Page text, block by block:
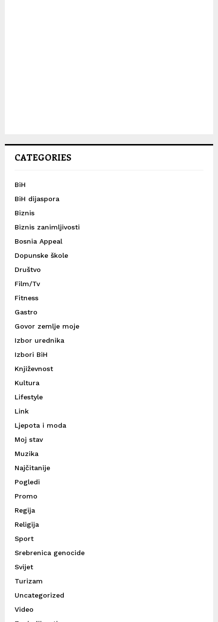
CATEGORIES
BiH
BiH dijaspora
Biznis
Biznis zanimljivosti
Bosnia Appeal
Dopunske škole
Društvo
Film/Tv
Fitness
Gastro
Govor zemlje moje
Izbor urednika
Izbori BiH
Književnost
Kultura
Lifestyle
Link
Ljepota i moda
Moj stav
Muzika
Najčitanije
Pogledi
Promo
Regija
Religija
Sport
Srebrenica genocide
Svijet
Turizam
Uncategorized
Video